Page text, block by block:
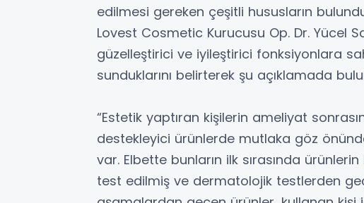
edilmesi gereken çeşitli hususların
Lovest Cosmetic Kurucusu Op. Dr. Yücel
güzelleştirici ve iyileştirici fonksiyonlara
sunduklarını belirterek şu açıklamada
“Estetik yaptıran kişilerin ameliyat
destekleyici ürünlerde mutlaka göz
var. Elbette bunların ilk sırasında
test edilmiş ve dermatolojik testlerden